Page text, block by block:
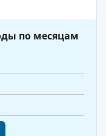
по месяцам